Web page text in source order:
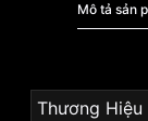
Mô tả sản
Thương Hiệu